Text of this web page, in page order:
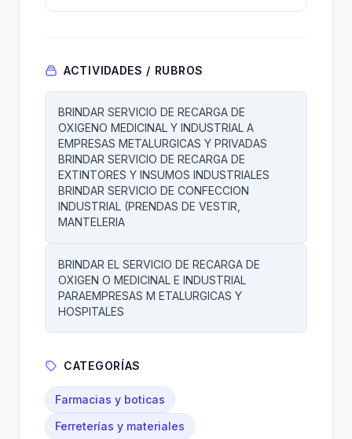
ACTIVIDADES / RUBROS
BRINDAR SERVICIO DE RECARGA DE
OXIGENO MEDICINAL Y INDUSTRIAL A
EMPRESAS METALURGICAS Y PRIVADAS
BRINDAR SERVICIO DE RECARGA DE
EXTINTORES Y INSUMOS INDUSTRIALES
BRINDAR SERVICIO DE CONFECCION
INDUSTRIAL (PRENDAS DE VESTIR,
MANTELERIA
BRINDAR EL SERVICIO DE RECARGA DE
OXIGEN O MEDICINAL E INDUSTRIAL
PARAEMPRESAS M ETALURGICAS Y
HOSPITALES
CATEGORÍAS
Farmacias y boticas
Ferreterías y materiales